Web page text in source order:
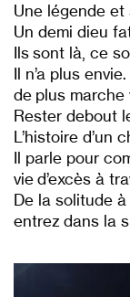
Une légende et
Un demi dieu
Ils sont là, ce
Il n’a plus
de plus marche
Rester debout
L’histoire d’un
Il parle pour
vie d’excès à
De la solitude à
entrez dans la